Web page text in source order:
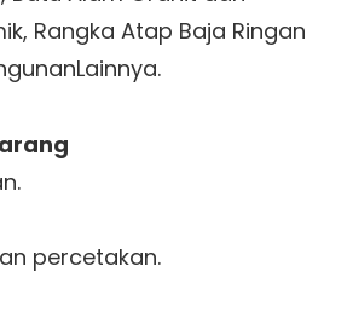
Rangka Atap Baja Ringan
percetakan.